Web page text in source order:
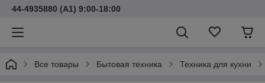
44-4935880 (A1) 9:00-18:00
Все товары Бытовая техника Техника для кухни